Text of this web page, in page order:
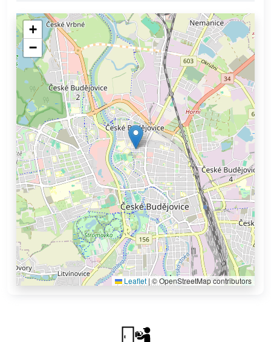
+
−
Leaflet |© OpenStreetMap contributors